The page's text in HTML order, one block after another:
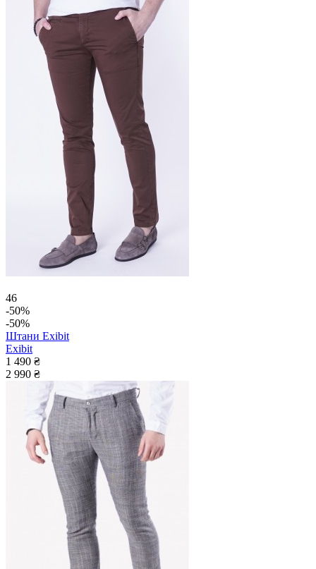
46
-50%
-50%
Штани Exibit
Exibit
1 490 ₴
2 990 ₴